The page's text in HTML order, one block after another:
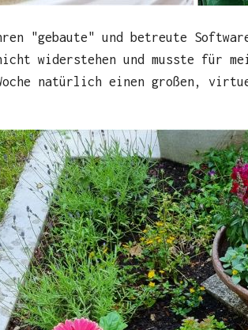
"gebaute" und betreute
widerstehen und musste für
natürlich einen großen,